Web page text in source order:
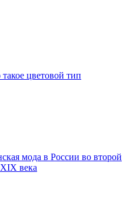
такое цветовой тип
мода в России во второй
века